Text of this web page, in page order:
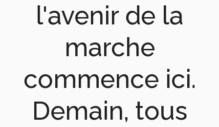
l'avenir de la
marche
commence ici.
Demain, tous